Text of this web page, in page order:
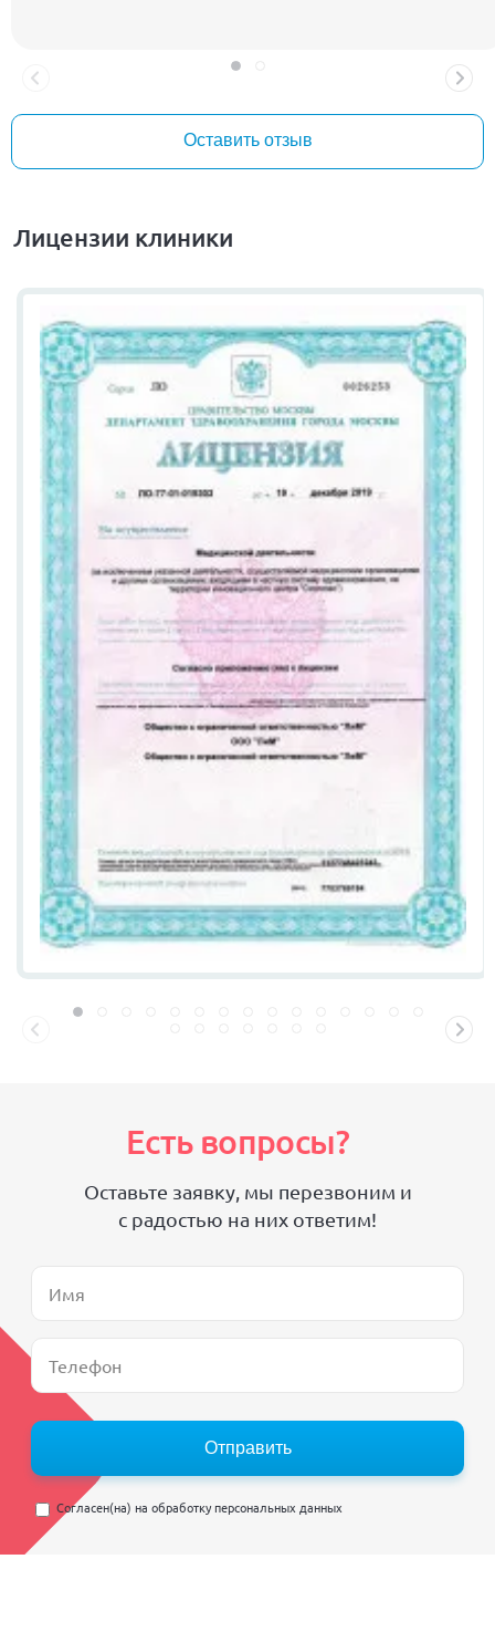
Оставить отзыв
Лицензии клиники
Есть вопросы?
Оставьте заявку, мы перезвоним и
с радостью на них ответим!
Отправить
Согласен(на) на обработку персональных данных